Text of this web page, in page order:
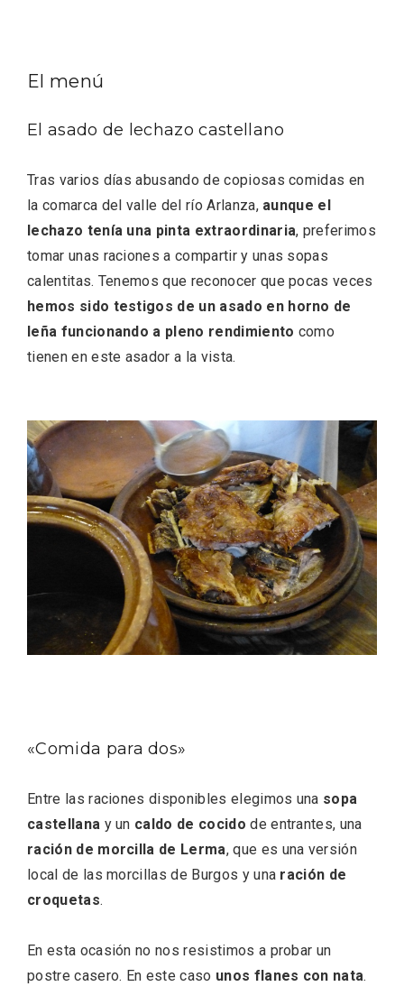
El menú
El asado de lechazo castellano
Tras varios días abusando de copiosas comidas en
la comarca del valle del río Arlanza, aunque el
lechazo tenía una pinta extraordinaria, preferimos
tomar unas raciones a compartir y unas sopas
calentitas. Tenemos que reconocer que pocas veces
hemos sido testigos de un asado en horno de
leña funcionando a pleno rendimiento como
tienen en este asador a la vista.
«Comida para dos»
Entre las raciones disponibles elegimos una sopa
castellana y un caldo de cocido de entrantes, una
ración de morcilla de Lerma, que es una versión
local de las morcillas de Burgos y una ración de
croquetas.
En esta ocasión no nos resistimos a probar un
postre casero. En este caso unos flanes con nata.
VII Feria del Vino de Sotillo 2026 ‘Sotillo,
el Vino y Yo’
Feria del Vino de Toro 2026; descubre
“Otros Vinos de Toro”
V Feria Europea del Queso 2026 en